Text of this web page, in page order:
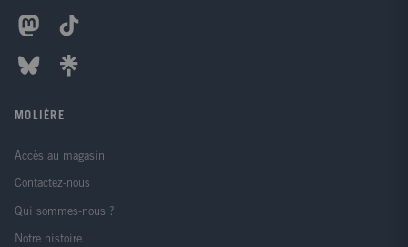
MOLIÈRE
Accès au magasin
Contactez-nous
Qui sommes-nous ?
Notre histoire